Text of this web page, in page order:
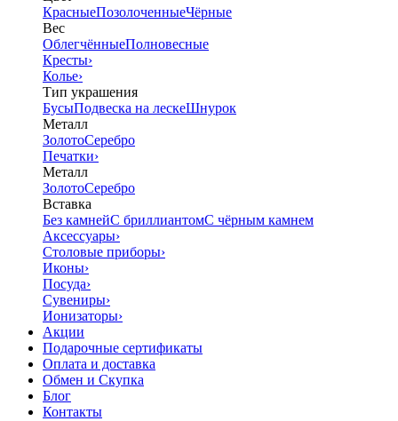
КрасныеПозолоченныеЧёрные
Вес
ОблегчённыеПолновесные
Кресты›
Колье›
Тип украшения
БусыПодвеска на лескеШнурок
Металл
ЗолотоСеребро
Печатки›
Металл
ЗолотоСеребро
Вставка
Без камнейС бриллиантомС чёрным камнем
Аксессуары›
Столовые приборы›
Иконы›
Посуда›
Сувениры›
Ионизаторы›
Акции
Подарочные сертификаты
Оплата и доставка
Обмен и Скупка
Блог
Контакты